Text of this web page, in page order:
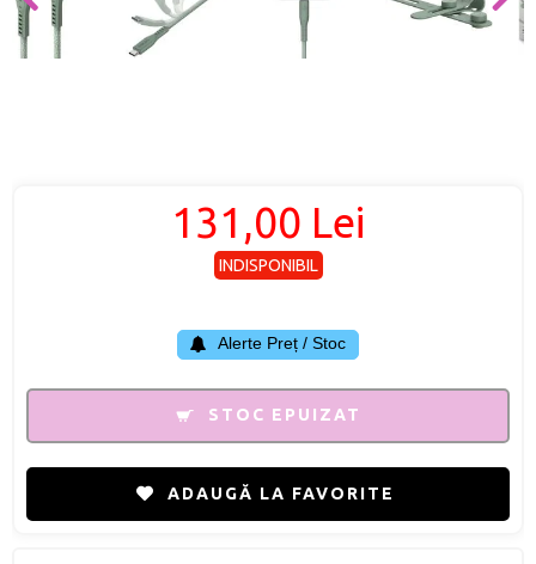
131,00 Lei
INDISPONIBIL
Alerte Preț / Stoc
STOC EPUIZAT
ADAUGĂ LA FAVORITE